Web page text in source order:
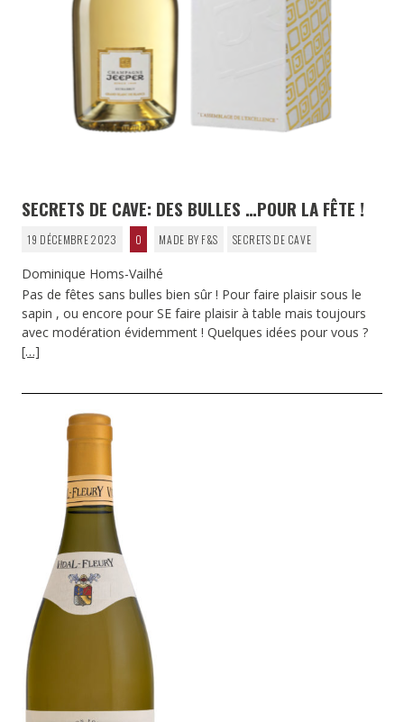
SECRETS DE CAVE: DES BULLES …POUR LA FÊTE !
19 DÉCEMBRE 2023 0 MADE BY F&S SECRETS DE CAVE
Dominique Homs-Vailhé
Pas de fêtes sans bulles bien sûr ! Pour faire plaisir sous le
sapin , ou encore pour SE faire plaisir à table mais toujours
avec modération évidemment ! Quelques idées pour vous ?
[…]